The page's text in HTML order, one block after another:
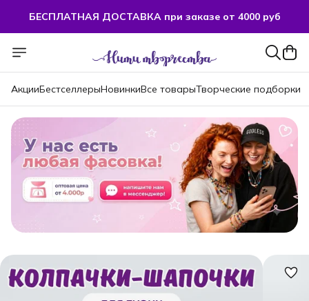
БЕСПЛАТНАЯ ДОСТАВКА при заказе от 4000 руб
БЕСПЛАТНАЯ ДОСТАВКА при заказе от 4000 руб
АкцииБестселлерыНовинкиВсе товарыТворческие подборки